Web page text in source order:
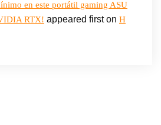
en este portátil gaming ASU
RTX! appeared first on H